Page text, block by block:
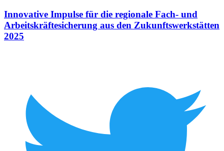
Innovative Impulse für die regionale Fach- und
Arbeitskräftesicherung aus den Zukunftswerkstätten
2025